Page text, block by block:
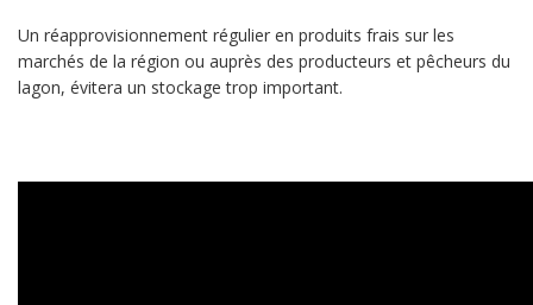
Un réapprovisionnement régulier en produits frais sur les
marchés de la région ou auprès des producteurs et pêcheurs du
lagon, évitera un stockage trop important.